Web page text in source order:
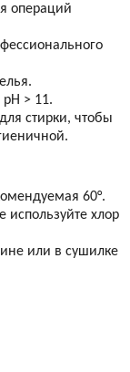
операций
> 11.
стирки, чтобы
60°.
используйте хлор
или в сушилке